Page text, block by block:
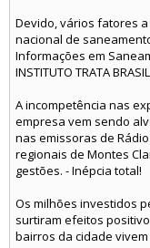
Devido, vários fatores
nacional de
Informações em
INSTITUTO TRATA
A incompetência nas
empresa vem sendo
nas emissoras de
regionais de Montes
gestões. - Inépcia total!
Os milhões investidos
surtiram efeitos
bairros da cidade